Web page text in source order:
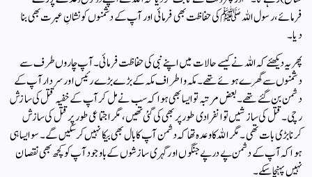
فرمائے، رسول اللہ ﷺ کی حفاظت بھی فرمائی اور آپ کے دشمنوں کو نشانِ عبرت بھی بنا
دیا۔
پھر یہ دیکھئے کہ اللہ نے کیسے حالات میں اپنے نبی کی حفاظت فرمائی۔ آپ چاروں طرف سے
دشمنوں سے گھرے ہوئے تھے۔ مکہ و اطراف مکہ کے بڑے بڑے رئیس اور سردار آپ کے
دشمن بن گئے تھے۔ بعض مرتبہ تو ایسا بھی ہوا کہ سب نے مل کر آپ کے خفیہ قتل کی سازش
رچی۔ قتل کی سازشیں تو انفرادی طور پر بھی کی گئی تھیں، مگر اجتماعی طور پر قتل کی سازش
کرنا بڑی بات تھی۔ مگر اللہ کا وعدہ تھا کہ دشمن آپ کا بال بھی بیکا نہیں کر سکیں گے۔ سو ایسا ہی
ہوا کہ آپ کے دشمن پے درپے جنگوں اور گہری سازشوں کے باوجود آپ کو کچھ بھی نقصان
نہیں پہنچا سکے۔